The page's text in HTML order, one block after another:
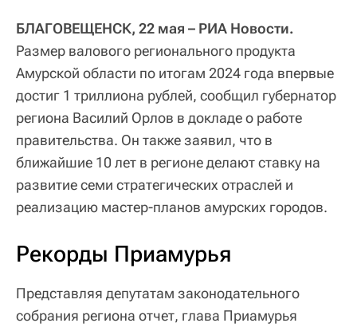
БЛАГОВЕЩЕНСК, 22 мая – РИА Новости.
Размер валового регионального продукта
Амурской области по итогам 2024 года впервые
достиг 1 триллиона рублей, сообщил губернатор
региона Василий Орлов в докладе о работе
правительства. Он также заявил, что в
ближайшие 10 лет в регионе делают ставку на
развитие семи стратегических отраслей и
реализацию мастер-планов амурских городов.
Рекорды Приамурья
Представляя депутатам законодательного
собрания региона отчет, глава Приамурья